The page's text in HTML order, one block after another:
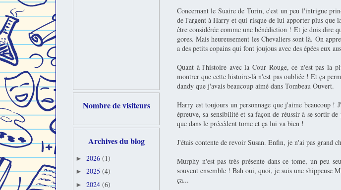
Concernant le Suaire de Turin, c'est un peu l'intrigue
de l'argent à Harry et qui risque de lui apporter plus que
être considérée comme une bénédiction ! Et je dois dire
gores. Mais heureusement les Chevaliers sont là. On
a des petits copains qui font joujous avec des épées eux
Quant à l'histoire avec la Cour Rouge, ce n'est pas la
montrer que cette histoire-là n'est pas oubliée ! Et ça
dandy que j'avais beaucoup aimé dans Tombeau Ouvert.
Harry est toujours un personnage que j'aime beaucoup !
épreuve, sa sensibilité et sa façon de réussir à se sortir
que dans le précédent tome et ça lui va bien !
J'étais contente de revoir Susan. Enfin, je n'ai pas grand
Murphy n'est pas très présente dans ce tome, un peu
souvent ensemble ! Bah oui, quoi, je suis une
ça...
Nombre de visiteurs
Archives du blog
► 2026 (1)
► 2025 (4)
► 2024 (6)